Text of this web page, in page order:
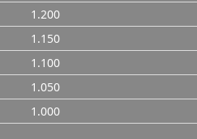
1.200
1.150
1.100
1.050
1.000